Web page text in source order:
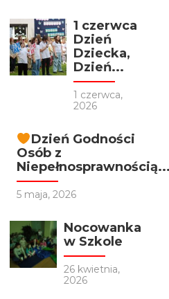
1 czerwca
Dzień
Dziecka,
Dzień...
1 czerwca,
2026
Dzień Godności
Osób z
5 maja, 2026
Nocowanka
w Szkole
26 kwietnia,
2026